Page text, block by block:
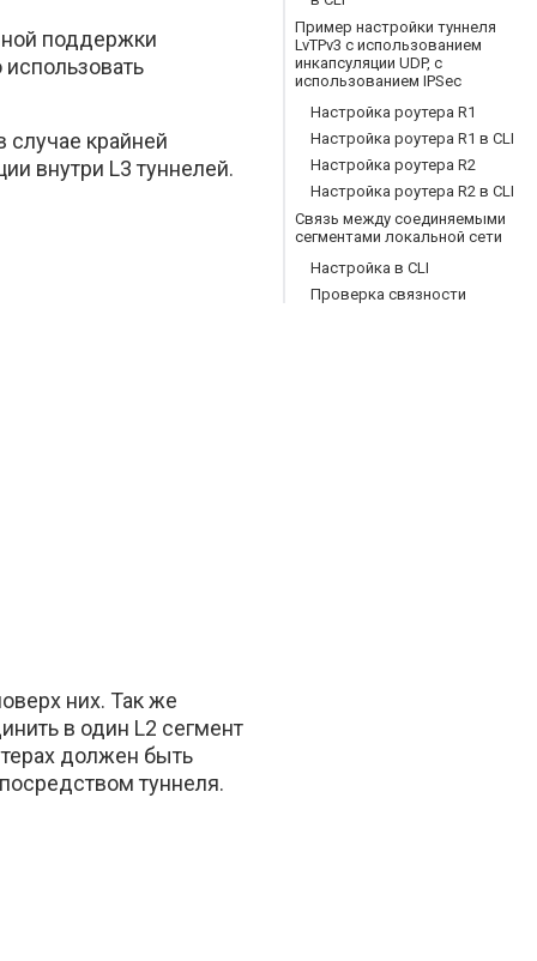
поддержки
случае крайней
внутри L3 туннелей.
них. Так же
в один L2 сегмент
должен быть
туннеля.
Пример настройки туннеля
LvTPv3 с использованием
инкапсуляции UDP, c
использованием IPSec
Настройка роутера R1
Настройка роутера R1 в CLI
Настройка роутера R2
Настройка роутера R2 в CLI
Связь между соединяемыми
сегментами локальной сети
Настройка в CLI
Проверка связности